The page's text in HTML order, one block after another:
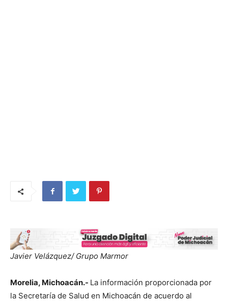
Javier Velázquez/ Grupo Marmor
Morelia, Michoacán.- La información proporcionada por
la Secretaría de Salud en Michoacán de acuerdo al